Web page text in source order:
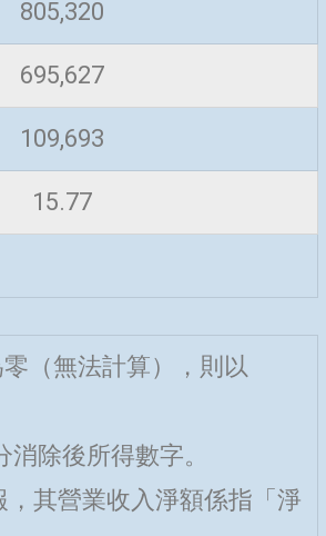
805,320
695,627
109,693
15.77
（無法計算），則以
除後所得數字。
其營業收入淨額係指「淨